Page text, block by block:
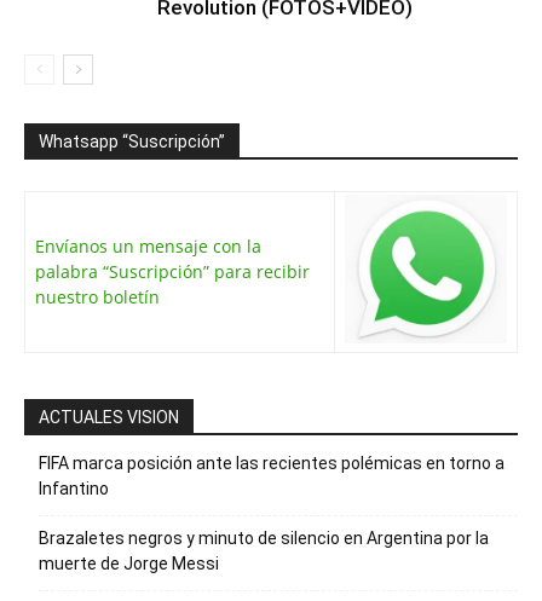
Revolution (FOTOS+VIDEO)
Whatsapp “Suscripción”
Envíanos un mensaje con la
palabra “Suscripción” para recibir
nuestro boletín
ACTUALES VISION
FIFA marca posición ante las recientes polémicas en torno a
Infantino
Brazaletes negros y minuto de silencio en Argentina por la
muerte de Jorge Messi